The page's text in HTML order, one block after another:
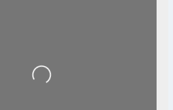
Loading...